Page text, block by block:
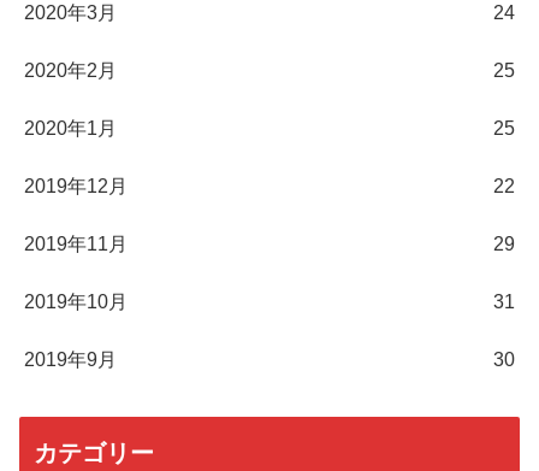
2020年3月 24
2020年2月 25
2020年1月 25
2019年12月 22
2019年11月 29
2019年10月 31
2019年9月 30
カテゴリー